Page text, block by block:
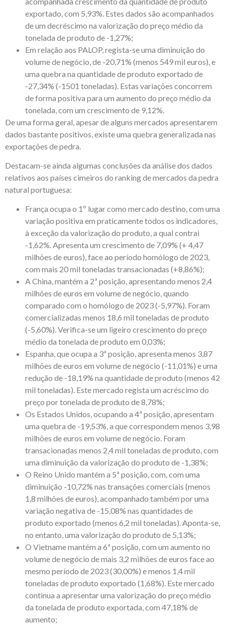
exportado, com 5,93%. Estes dados são acompanhados
de um decréscimo na valorização do preço médio da
tonelada de produto de -1,27%;
Em relação aos PALOP, regista-se uma diminuição do
volume de negócio, de -20,71% (menos 549 mil euros), e
uma quebra na quantidade de produto exportado de
-27,34% (-1501 toneladas). Estas variações concorrem
de forma positiva para um aumento do preço médio da
tonelada, com um crescimento de 9,12%.
De uma forma geral, apesar de alguns mercados apresentarem
dados bastante positivos, existe uma quebra generalizada nas
exportações de pedra.
Destacam-se ainda algumas conclusões da análise dos dados
relativos aos países cimeiros do ranking de mercados da pedra
natural portuguesa:
França ocupa o 1º lugar como mercado destino, com uma
variação positiva em praticamente todos os indicadores,
à exceção da valorização do produto, a qual contrai
-1,62%. Apresenta um crescimento de 7,09% (+ 4,47
milhões de euros), face ao período homólogo de 2023,
com mais 20 mil toneladas transacionadas (+8,86%);
A China, mantém a 2ª posição, apresentando menos 2,4
milhões de euros em volume de negócio, quando
comparado com o homólogo de 2023 (-5,97%). Foram
comercializadas menos 18,6 mil toneladas de produto
(-5,60%). Verifica-se um ligeiro crescimento do preço
médio da tonelada de produto em 0,03%;
Espanha, que ocupa a 3ª posição, apresenta menos 3,87
milhões de euros em volume de negócio (-11,01%) e uma
redução de -18,19% na quantidade de produto (menos 42
mil toneladas). Este mercado regista um acréscimo do
preço por tonelada de produto de 8,78%;
Os Estados Unidos, ocupando a 4ª posição, apresentam
uma quebra de -19,53%, a que correspondem menos 3,98
milhões de euros em volume de negócio. Foram
transacionadas menos 2,4 mil toneladas de produto, com
uma diminuição da valorização do produto de -1,38%;
O Reino Unido mantém a 5ª posição, com, com uma
diminuição -10,72% nas transações comerciais (menos
1,8 milhões de euros), acompanhado também por uma
variação negativa de -15,08% nas quantidades de
produto exportado (menos 6,2 mil toneladas). Aponta-se,
no entanto, uma valorização do produto de 5,13%;
O Vietname mantém a 6ª posição, com um aumento no
volume de negócio de mais 3,2 milhões de euros face ao
mesmo período de 2023 (30,00%) e menos 1,4 mil
toneladas de produto exportado (1,68%). Este mercado
continua a apresentar uma valorização do preço médio
da tonelada de produto exportada, com 47,18% de
aumento;